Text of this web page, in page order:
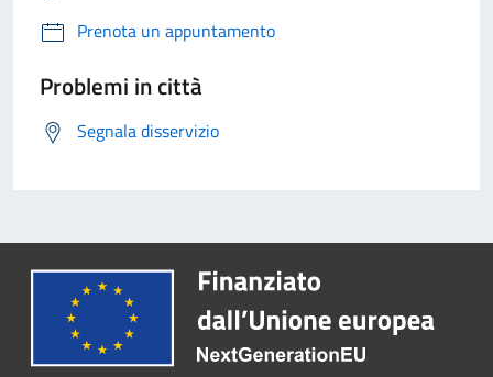
Prenota un appuntamento
Problemi in città
Segnala disservizio